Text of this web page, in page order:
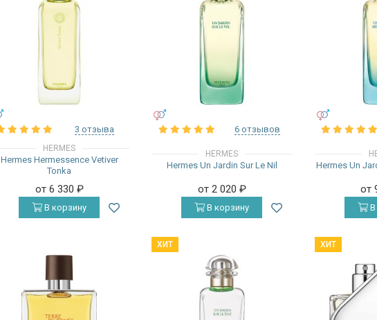
3 отзыва
HERMES
Hermes Hermessence Vetiver
Tonka
от 6 330 ₽
В корзину
6 отзывов
HERMES
Hermes Un Jardin Sur Le Nil
от 2 020 ₽
В корзину
Hermes Un
от
В
ХИТ ХИТ